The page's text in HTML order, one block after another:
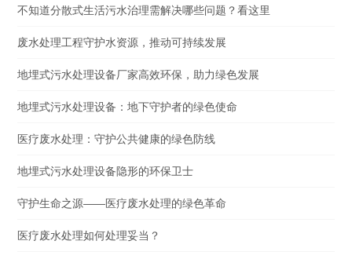
不知道分散式生活污水治理需解决哪些问题？看这里
废水处理工程守护水资源，推动可持续发展
地埋式污水处理设备厂家高效环保，助力绿色发展
地埋式污水处理设备：地下守护者的绿色使命
医疗废水处理：守护公共健康的绿色防线
地埋式污水处理设备隐形的环保卫士
守护生命之源——医疗废水处理的绿色革命
医疗废水处理如何处理妥当？